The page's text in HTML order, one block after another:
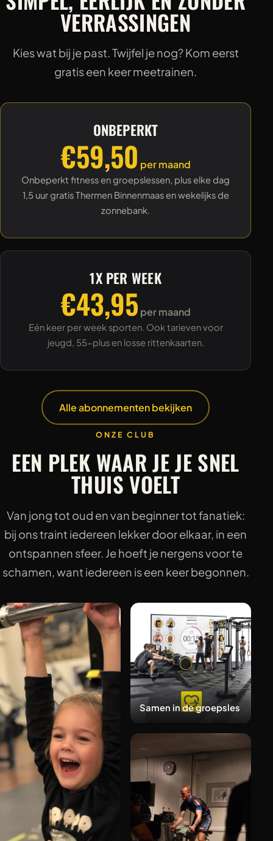
VERRASSINGEN
Kies wat bij je past. Twijfel je nog? Kom eerst
gratis een keer meetrainen.
ONBEPERKT
€59,50 per maand
Onbeperkt fitness en groepslessen, plus elke dag
1,5 uur gratis Thermen Binnenmaas en wekelijks de
zonnebank.
1X PER WEEK
€43,95 per maand
Eén keer per week sporten. Ook tarieven voor
jeugd, 55-plus en losse rittenkaarten.
Alle abonnementen bekijken
ONZE CLUB
EEN PLEK WAAR JE JE SNEL
THUIS VOELT
Van jong tot oud en van beginner tot fanatiek:
bij ons traint iedereen lekker door elkaar, in een
ontspannen sfeer. Je hoeft je nergens voor te
schamen, want iedereen is een keer begonnen.
Samen in de groepsles